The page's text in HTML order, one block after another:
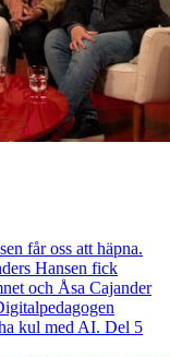
får oss att häpna.
Hansen fick
och Åsa Cajander
kul med AI. Del 5